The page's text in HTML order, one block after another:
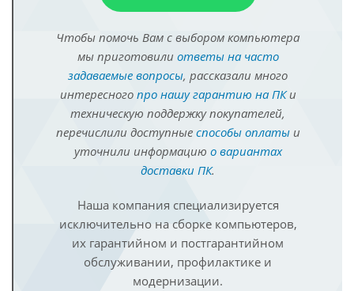
Чтобы помочь Вам с выбором компьютера
мы приготовили ответы на часто
задаваемые вопросы, рассказали много
интересного про нашу гарантию на ПКи
техническую поддержку покупателей,
перечислили доступные способы оплатыи
уточнили информацию о вариантах
доставки ПК.
Наша компания специализируется
исключительно на сборке компьютеров,
их гарантийном и постгарантийном
обслуживании, профилактике и
модернизации.